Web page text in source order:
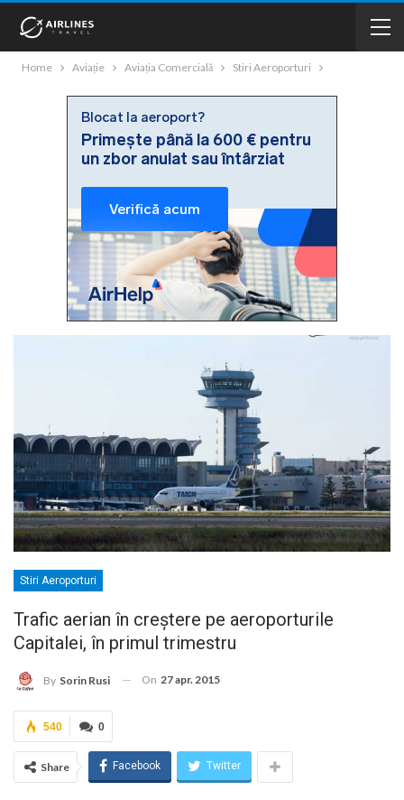
Home Aviație Aviația Comercială Stiri Aeroporturi
Stiri Aeroporturi
Trafic aerian în creştere pe aeroporturile
Capitalei, în primul trimestru
By Sorin Rusi On 27 apr. 2015
0
540
Share Facebook Twitter